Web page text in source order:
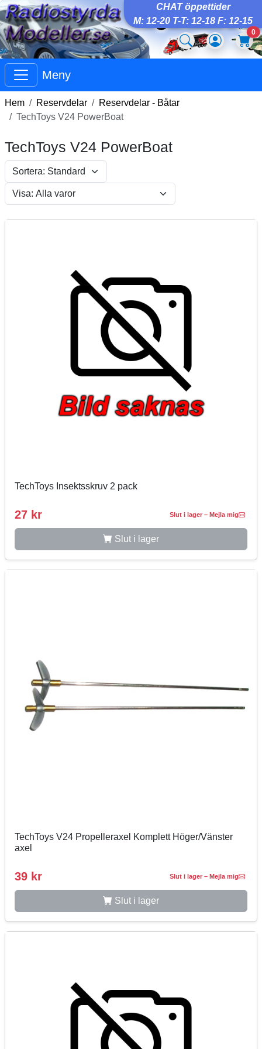
CHAT öppettider
M: 12-20 T-T: 12-18 F: 12-15
0
Meny
Hem Reservdelar
Reservdelar - Båtar
TechToys V24 PowerBoat
TechToys V24 PowerBoat
TechToys Insektsskruv 2 pack
27 kr Slut i lager – Mejla mig
Slut i lager
TechToys V24 Propelleraxel Komplett Höger/Vänster
axel
39 kr Slut i lager – Mejla mig
Slut i lager